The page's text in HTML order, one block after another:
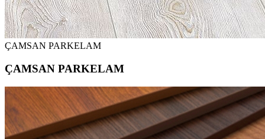
ÇAMSAN PARKELAM
ÇAMSAN PARKELAM